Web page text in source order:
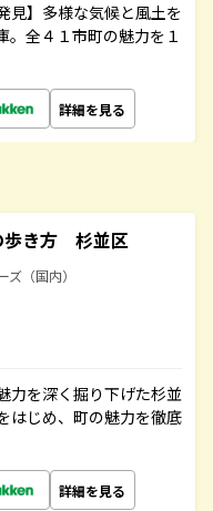
見】多様な気候と風土を
。全４１市町の魅力を１
詳細を見る
き方 杉並区
（国内）
力を深く掘り下げた杉並
はじめ、町の魅力を徹底
詳細を見る